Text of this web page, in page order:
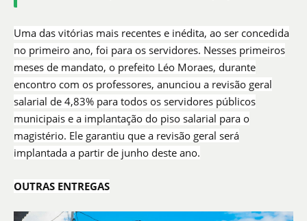
Uma das vitórias mais recentes e inédita, ao ser concedida
no primeiro ano, foi para os servidores. Nesses primeiros
meses de mandato, o prefeito Léo Moraes, durante
encontro com os professores, anunciou a revisão geral
salarial de 4,83% para todos os servidores públicos
municipais e a implantação do piso salarial para o
magistério. Ele garantiu que a revisão geral será
implantada a partir de junho deste ano.
OUTRAS ENTREGAS